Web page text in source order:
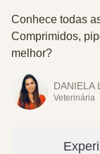
Conhece todas
Comprimidos,
melhor?
DANIELA
Veterinária